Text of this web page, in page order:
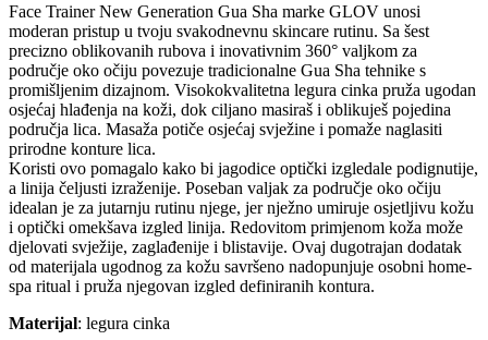
Face Trainer New Generation Gua Sha marke GLOV unosi
moderan pristup u tvoju svakodnevnu skincare rutinu. Sa šest
precizno oblikovanih rubova i inovativnim 360° valjkom za
područje oko očiju povezuje tradicionalne Gua Sha tehnike s
promišljenim dizajnom. Visokokvalitetna legura cinka pruža ugodan
osjećaj hlađenja na koži, dok ciljano masiraš i oblikuješ pojedina
područja lica. Masaža potiče osjećaj svježine i pomaže naglasiti
prirodne konture lica.
Koristi ovo pomagalo kako bi jagodice optički izgledale podignutije,
a linija čeljusti izraženije. Poseban valjak za područje oko očiju
idealan je za jutarnju rutinu njege, jer nježno umiruje osjetljivu kožu
i optički omekšava izgled linija. Redovitom primjenom koža može
djelovati svježije, zaglađenije i blistavije. Ovaj dugotrajan dodatak
od materijala ugodnog za kožu savršeno nadopunjuje osobni home-
spa ritual i pruža njegovan izgled definiranih kontura.
Materijal: legura cinka